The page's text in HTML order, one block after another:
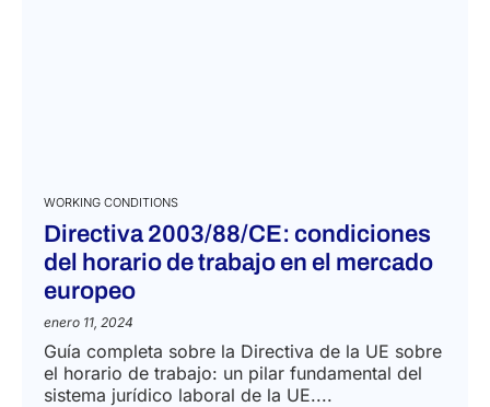
WORKING CONDITIONS
Directiva 2003/88/CE: condiciones
del horario de trabajo en el mercado
europeo
enero 11, 2024
Guía completa sobre la Directiva de la UE sobre
el horario de trabajo: un pilar fundamental del
sistema jurídico laboral de la UE....